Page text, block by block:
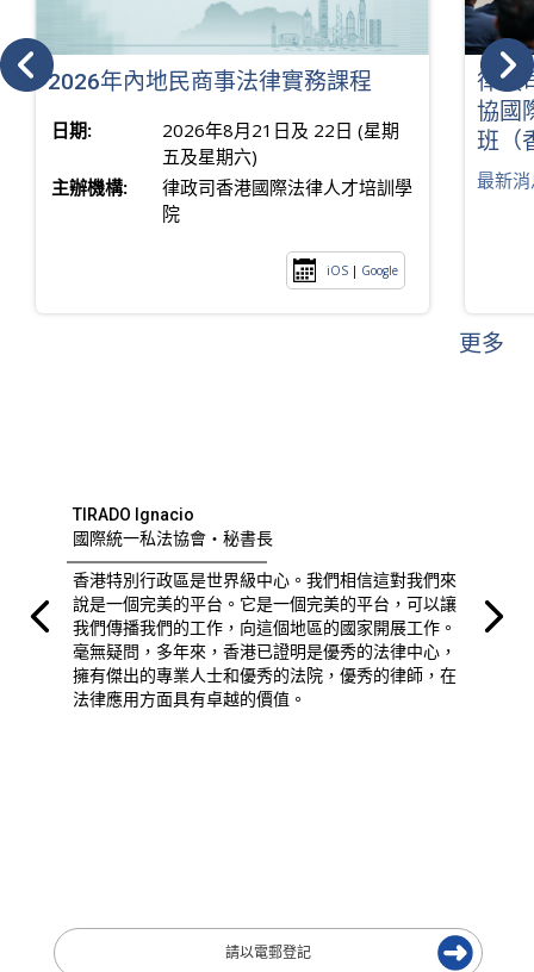
2026年內地民商事法律實務課程
日期:
2026年8月21日及 22日 (星期
五及星期六)
主辦機構:
律政司香港國際法律人才培訓學
院
iOS | Google
律政
協國
班（
最新
更多
TIRADO Ignacio
國際統一私法協會・秘書長
香港特別行政區是世界級中心。我們相信這對我們來
說是一個完美的平台。它是一個完美的平台，可以讓
我們傳播我們的工作，向這個地區的國家開展工作。
毫無疑問，多年來，香港已證明是優秀的法律中心，
擁有傑出的專業人士和優秀的法院，優秀的律師，在
法律應用方面具有卓越的價值。